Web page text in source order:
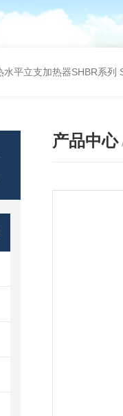
平立支加热器SHBR系列
产品中心